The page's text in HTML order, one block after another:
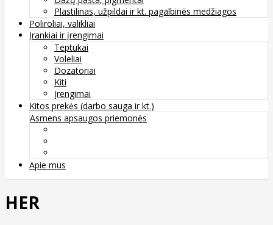
Plastilinas, užpildai ir kt. pagalbinės medžiagos
Poliroliai, valikliai
Įrankiai ir įrengimai
Teptukai
Voleliai
Dozatoriai
Kiti
Įrengimai
Kitos prekės (darbo sauga ir kt.)
Asmens apsaugos priemonės
Apie mus
HER